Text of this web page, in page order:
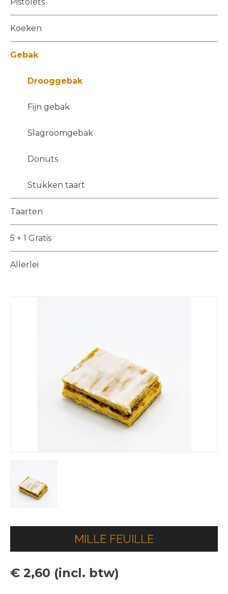
Koeken
Gebak
Drooggebak
Fijn gebak
Slagroomgebak
Donuts
Stukken taart
Taarten
5 + 1 Gratis
Allerlei
MILLE FEUILLE
€ 2,60 (incl. btw)